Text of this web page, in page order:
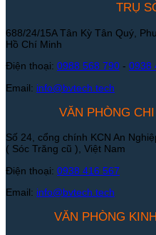
TRỤ
688/24/15A Tân Kỳ Tân Quý,
Hồ Chí Minh
Điện thoại: 0988 568 790 - 0938
Email: info@bvtech.tech
VĂN PHÒNG
Số 24, cổng chính KCN An
( Sóc Trăng cũ ), Việt Nam
Điện thoại: 0938 416 567
Email: info@bvtech.tech
VĂN PHÒNG